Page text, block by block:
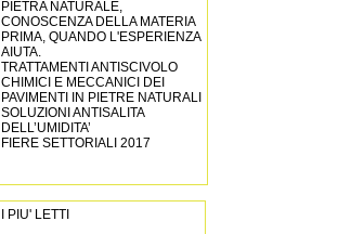
PIETRA NATURALE,
CONOSCENZA DELLA MATERIA
PRIMA, QUANDO L'ESPERIENZA
AIUTA.
TRATTAMENTI ANTISCIVOLO
CHIMICI E MECCANICI DEI
PAVIMENTI IN PIETRE NATURALI
SOLUZIONI ANTISALITA
DELL’UMIDITA’
FIERE SETTORIALI 2017
I PIU' LETTI